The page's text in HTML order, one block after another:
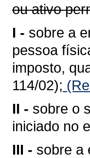
ou ativo
I - sobre a
pessoa
imposto,
114/02);
II - sobre o
iniciado no
III - sobre a